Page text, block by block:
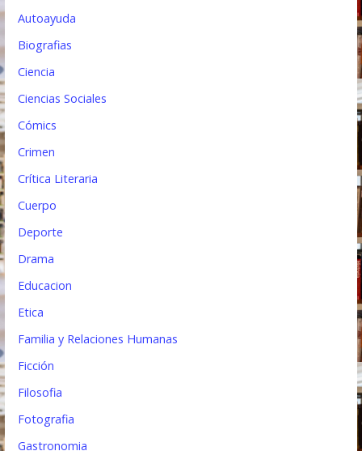
Autoayuda
Biografias
Ciencia
Ciencias Sociales
Cómics
Crimen
Crítica Literaria
Cuerpo
Deporte
Drama
Educacion
Etica
Familia y Relaciones Humanas
Ficción
Filosofia
Fotografia
Gastronomia